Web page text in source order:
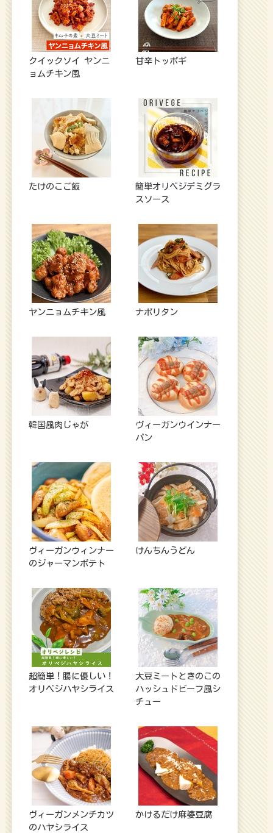
クイックソイ ヤンニ
ョムチキン風
甘辛トッポギ
たけのこご飯
簡単オリベジデミグラ
スソース
ヤンニョムチキン風 ナポリタン
韓国風肉じゃが
ヴィーガンウインナー
パン
ヴィーガンウィンナー
のジャーマンポテト
けんちんうどん
超簡単！腸に優しい！
オリベジハヤシライス
大豆ミートときのこの
ハッシュドビーフ風シ
チュー
ヴィーガンメンチカツ
のハヤシライス
かけるだけ麻婆豆腐